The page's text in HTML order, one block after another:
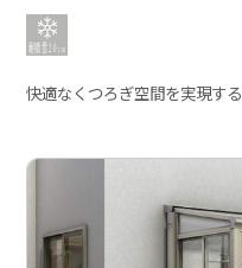
快適なくつろぎ空間を実現する